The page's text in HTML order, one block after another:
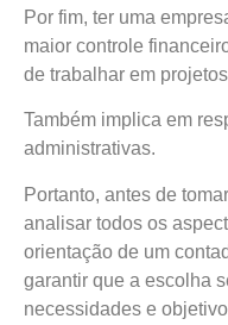
Por fim, ter uma
maior controle
de trabalhar em
Também implica em
administrativas.
Portanto, antes de
analisar todos os
orientação de um
garantir que a escolha
necessidades e